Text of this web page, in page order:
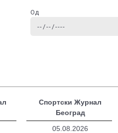
Од
Спортски Журнал
Београд
05.08.2026